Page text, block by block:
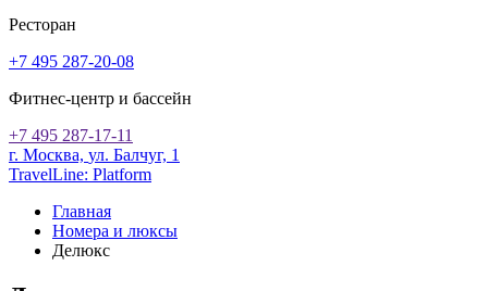
Ресторан
+7 495 287-20-08
Фитнес-центр и бассейн
+7 495 287-17-11
г. Москва, ул. Балчуг, 1
TravelLine: Platform
Главная
Номера и люксы
Делюкс